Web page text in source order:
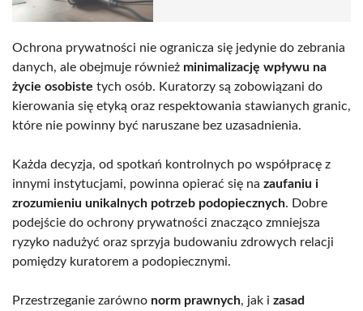
Ochrona prywatności nie ogranicza się jedynie do zebrania
danych, ale obejmuje również minimalizację wpływu na
życie osobiste tych osób. Kuratorzy są zobowiązani do
kierowania się etyką oraz respektowania stawianych granic,
które nie powinny być naruszane bez uzasadnienia.
Każda decyzja, od spotkań kontrolnych po współpracę z
innymi instytucjami, powinna opierać się na zaufaniu i
zrozumieniu unikalnych potrzeb podopiecznych. Dobre
podejście do ochrony prywatności znacząco zmniejsza
ryzyko nadużyć oraz sprzyja budowaniu zdrowych relacji
pomiędzy kuratorem a podopiecznymi.
Przestrzeganie zarówno norm prawnych, jak i zasad